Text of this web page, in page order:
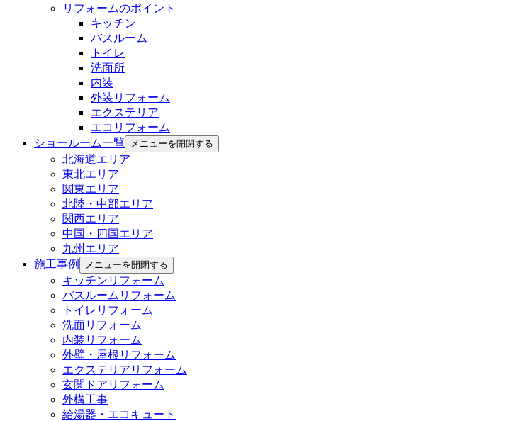
リフォームのポイント
キッチン
バスルーム
トイレ
洗面所
内装
外装リフォーム
エクステリア
エコリフォーム
ショールーム一覧
メニューを開閉する
北海道エリア
東北エリア
関東エリア
北陸・中部エリア
関西エリア
中国・四国エリア
九州エリア
施工事例
メニューを開閉する
キッチンリフォーム
バスルームリフォーム
トイレリフォーム
洗面リフォーム
内装リフォーム
外壁・屋根リフォーム
エクステリアリフォーム
玄関ドアリフォーム
外構工事
給湯器・エコキュート